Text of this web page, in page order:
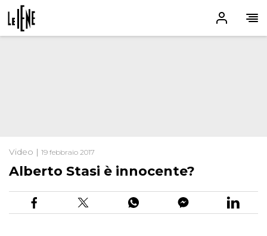
Video | 19 febbraio 2017
Alberto Stasi è innocente?